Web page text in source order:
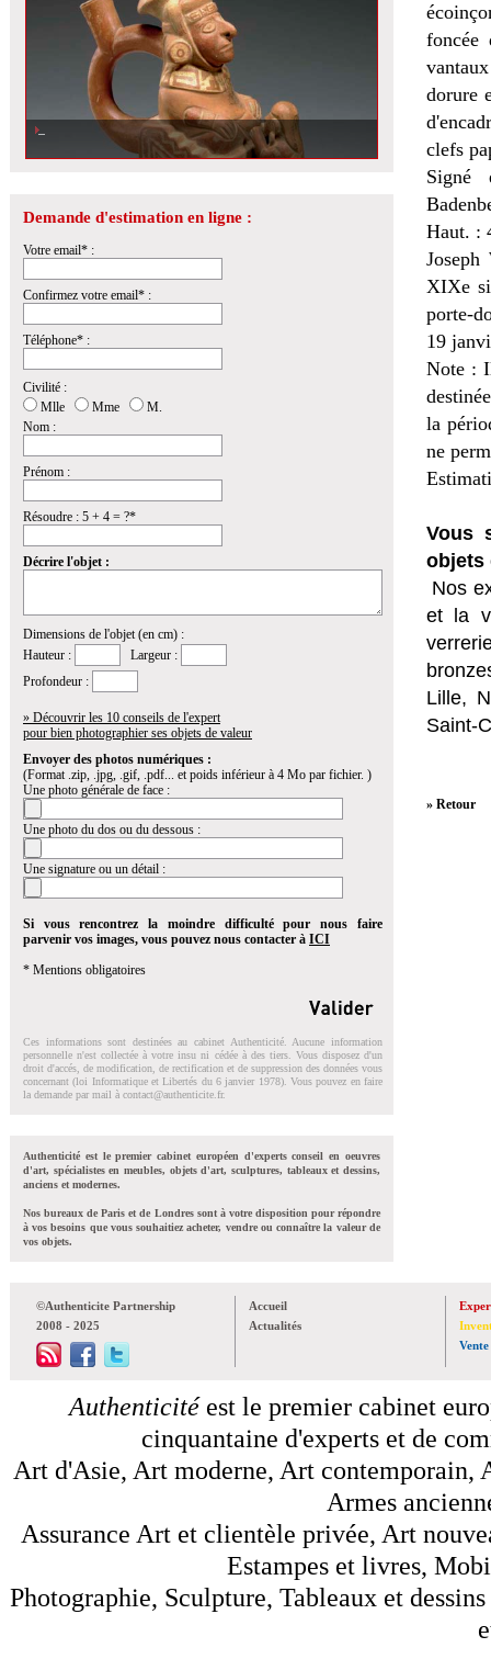
Demande d'estimation en ligne :
Votre email* :
Confirmez votre email* :
Téléphone* :
Civilité :
Mlle
Mme
M.
Nom :
Prénom :
Résoudre : 5 + 4 = ?*
Décrire l'objet :
Dimensions de l'objet (en cm) :
Hauteur :
Largeur :
Profondeur :
» Découvrir les 10 conseils de l'expert
pour bien photographier ses objets de valeur
Envoyer des photos numériques :
(Format .zip, .jpg, .gif, .pdf... et poids inférieur à 4 Mo par fichier. )
Une photo générale de face :
Une photo du dos ou du dessous :
Une signature ou un détail :
Si vous rencontrez la moindre difficulté pour nous faire
parvenir vos images, vous pouvez nous contacter à ICI
* Mentions obligatoires
Ces informations sont destinées au cabinet Authenticité. Aucune information
personnelle n'est collectée à votre insu ni cédée à des tiers. Vous disposez d'un
droit d'accés, de modification, de rectification et de suppression des données vous
concernant (loi Informatique et Libertés du 6 janvier 1978). Vous pouvez en faire
la demande par mail à contact@authenticite.fr.
Authenticité est le premier cabinet européen d'experts conseil en oeuvres
d'art, spécialistes en meubles, objets d'art, sculptures, tableaux et dessins,
anciens et modernes.
Nos bureaux de Paris et de Londres sont à votre disposition pour répondre
à vos besoins que vous souhaitiez acheter, vendre ou connaître la valeur de
vos objets.
foncée
dorure
clefs
Haut. :
XIXe
porte-
19
Note :
la
ne
Vous
objets
Nos
et la
Lille,
Saint-
» Retour
©Authenticite Partnership
2008 - 2025
Accueil
Actualités
Vente
Authenticitéest le premier cabinet
cinquantaine d'experts et de
Art d'Asie, Art moderne, Art contemporain,
Armes
Assurance Art et clientèle privée, Art
Estampes et livres,
Photographie, Sculpture, Tableaux et